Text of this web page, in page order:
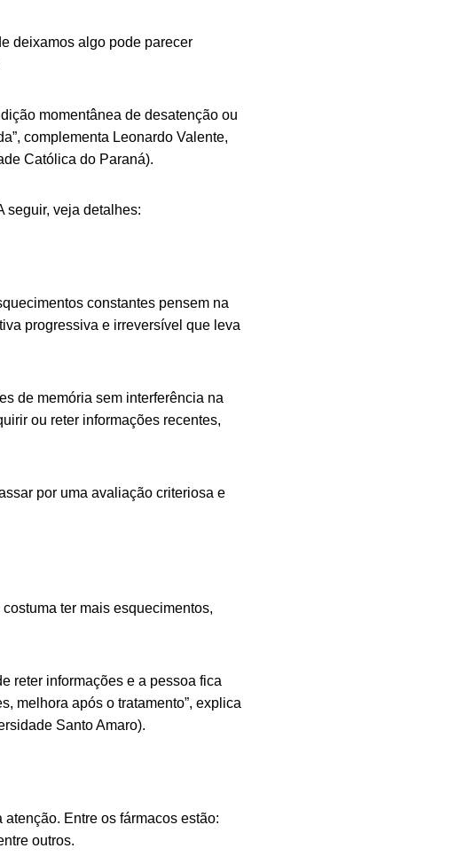
deixamos algo pode parecer
momentânea de desatenção ou
complementa Leonardo Valente,
Católica do Paraná).
seguir, veja detalhes:
constantes pensem na
progressiva e irreversível que leva
de memória sem interferência na
ou reter informações recentes,
por uma avaliação criteriosa e
ter mais esquecimentos,
reter informações e a pessoa fica
melhora após o tratamento”, explica
Santo Amaro).
Entre os fármacos estão:
outros.